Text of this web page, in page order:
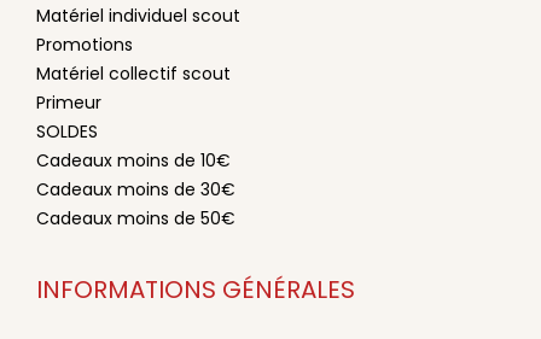
Matériel individuel scout
Promotions
Matériel collectif scout
Primeur
SOLDES
Cadeaux moins de 10€
Cadeaux moins de 30€
Cadeaux moins de 50€
INFORMATIONS GÉNÉRALES